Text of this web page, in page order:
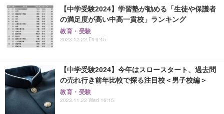
【中学受験2024】学習塾が勧める「生徒や保護者
の満足度が高い中高一貫校」ランキング
教育・受験
2023.12.22 Fri 9:45
【中学受験2024】今年はスロースタート、過去問
の売れ行き前年比較で探る注目校＜男子校編＞
教育・受験
2023.11.22 Wed 16:15